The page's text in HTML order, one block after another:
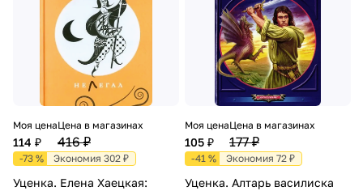
Моя цена
114 ₽
Цена в магазинах
416 ₽
-73 % Экономия 302 ₽
Уценка. Елена Хаецкая:
Моя цена
105 ₽
Цена в магазинах
177 ₽
-41 % Экономия 72 ₽
Уценка. Алтарь василиска